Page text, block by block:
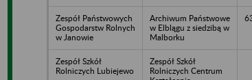
Zespół Państwowych
Gospodarstw Rolnych
w Janowie
Archiwum Państwowe
w Elblągu z siedzibą w
Malborku
Zespół Szkół
Rolniczych Lubiejewo
Zespół Szkół
Rolniczych Centrum